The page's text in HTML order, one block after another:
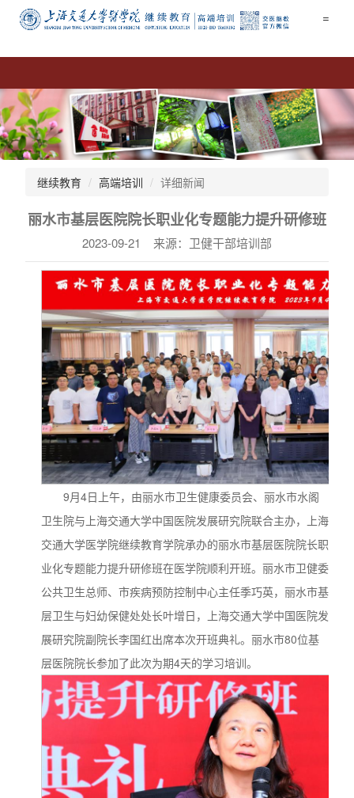
=
继续教育 高端培训 详细新闻
丽水市基层医院院长职业化专题能力提升研修班
2023-09-21 来源：卫健干部培训部
9月4日上午，由丽水市卫生健康委员会、丽水市水阁
卫生院与上海交通大学中国医院发展研究院联合主办，上海
交通大学医学院继续教育学院承办的丽水市基层医院院长职
业化专题能力提升研修班在医学院顺利开班。丽水市卫健委
公共卫生总师、市疾病预防控制中心主任季巧英，丽水市基
层卫生与妇幼保健处处长叶增日，上海交通大学中国医院发
展研究院副院长李国红出席本次开班典礼。丽水市80位基
层医院院长参加了此次为期4天的学习培训。